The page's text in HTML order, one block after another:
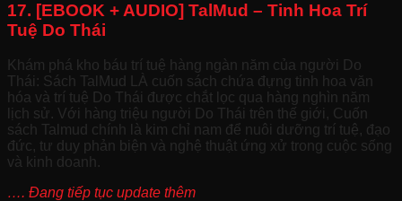
17. [EBOOK + AUDIO] TalMud – Tinh Hoa Trí
Tuệ Do Thái
Khám phá kho báu trí tuệ hàng ngàn năm của người Do
Thái: Sách TalMud LÀ cuốn sách chứa đựng tinh hoa văn
hóa và trí tuệ Do Thái được chắt lọc qua hàng nghìn năm
lịch sử. Với hàng triệu người Do Thái trên thế giới, Cuốn
sách Talmud chính là kim chỉ nam để nuôi dưỡng trí tuệ, đạo
đức, tư duy phản biện và nghệ thuật ứng xử trong cuộc sống
và kinh doanh.
…. Đang tiếp tục update thêm